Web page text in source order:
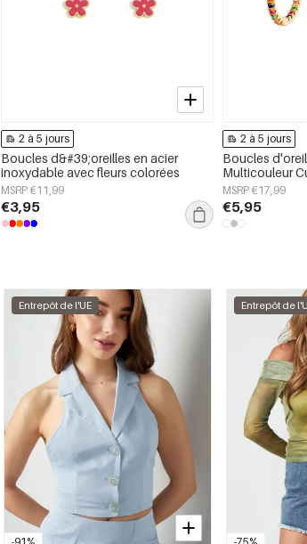
2 à 5 jours
Boucles d&#39;oreilles en acier
inoxydable avec fleurs colorées
MSRP €11,99
€3,95
2 à 5 jours
Boucles
Multicouleur
MSRP €17,99
€5,95
Entrepôt de l'UE Entrepôt de